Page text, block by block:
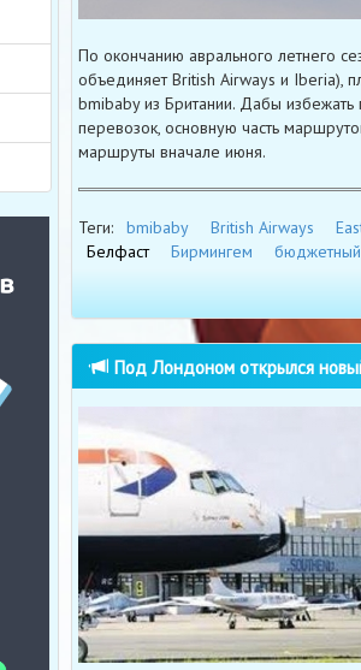
По окончанию аврального летнего
объединяет British Airways и Iberia),
bmibaby из Британии. Дабы
перевозок, основную часть
маршруты вначале июня.
Теги: bmibaby British Airways
Белфаст
Бирмингем
Под Лондоном открылся